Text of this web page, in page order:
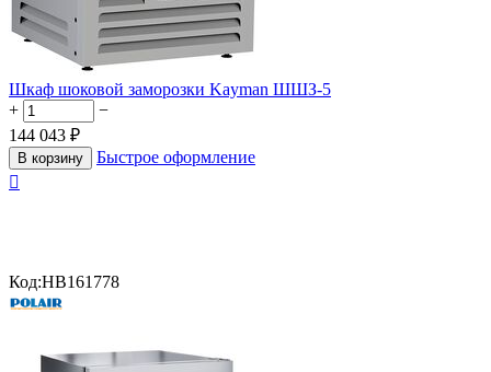
Шкаф шоковой заморозки Kayman ШШЗ-5
+
−
144 043 ₽
В корзину
Быстрое оформление

Код:HB161778